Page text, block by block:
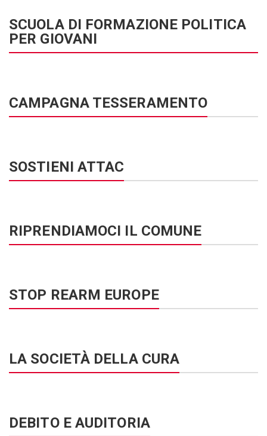
SCUOLA DI FORMAZIONE POLITICA
PER GIOVANI
CAMPAGNA TESSERAMENTO
SOSTIENI ATTAC
RIPRENDIAMOCI IL COMUNE
STOP REARM EUROPE
LA SOCIETÀ DELLA CURA
DEBITO E AUDITORIA